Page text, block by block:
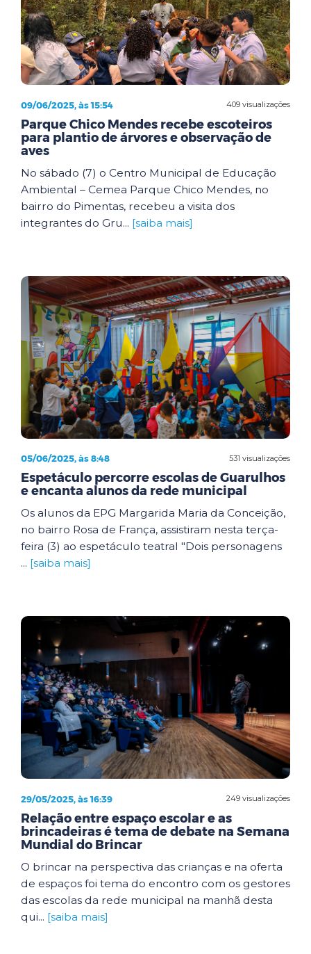
409 visualizações
09/06/2025, às 15:54
Parque Chico Mendes recebe escoteiros
para plantio de árvores e observação de
aves
No sábado (7) o Centro Municipal de Educação
Ambiental – Cemea Parque Chico Mendes, no
bairro do Pimentas, recebeu a visita dos
integrantes do Gru... [saiba mais]
531 visualizações
05/06/2025, às 8:48
Espetáculo percorre escolas de Guarulhos
e encanta alunos da rede municipal
Os alunos da EPG Margarida Maria da Conceição,
no bairro Rosa de França, assistiram nesta terça-
feira (3) ao espetáculo teatral "Dois personagens
... [saiba mais]
249 visualizações
29/05/2025, às 16:39
Relação entre espaço escolar e as
brincadeiras é tema de debate na Semana
Mundial do Brincar
O brincar na perspectiva das crianças e na oferta
de espaços foi tema do encontro com os gestores
das escolas da rede municipal na manhã desta
qui... [saiba mais]